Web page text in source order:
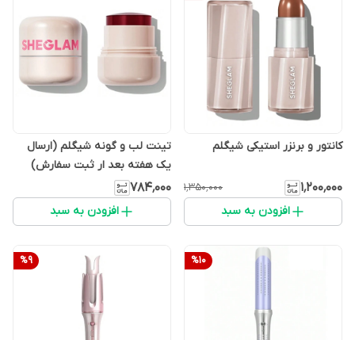
کانتور و برنزر استیکی شیگلم
۱٬۲۰۰٬۰۰۰ ۱٬۳۵۰٬۰۰۰
افزودن به سبد
تینت لب و گونه شیگلم (ارسال
یک هفته بعد ار ثبت سفارش)
۷۸۴٬۰۰۰
افزودن به سبد
%10
%9